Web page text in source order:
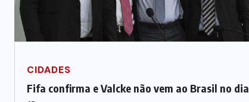
CIDADES
Fifa confirma e Valcke não vem ao Brasil no dia